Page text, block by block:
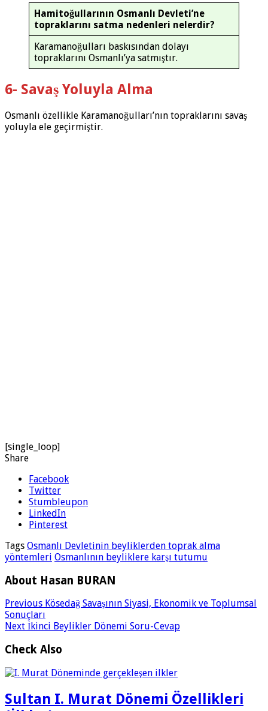
Hamitoğullarının Osmanlı Devleti’ne
topraklarını satma nedenleri nelerdir?
Karamanoğulları baskısından dolayı
topraklarını Osmanlı’ya satmıştır.
6- Savaş Yoluyla Alma
Osmanlı özellikle Karamanoğulları’nın topraklarını savaş
yoluyla ele geçirmiştir.
[single_loop]
Share
Facebook
Twitter
Stumbleupon
LinkedIn
Pinterest
Tags Osmanlı Devletinin beyliklerden toprak alma
yöntemleri Osmanlının beyliklere karşı tutumu
About Hasan BURAN
Previous Kösedağ Savaşının Siyasi, Ekonomik ve Toplumsal
Sonuçları
Next İkinci Beylikler Dönemi Soru-Cevap
Check Also
Sultan I. Murat Dönemi Özellikleri